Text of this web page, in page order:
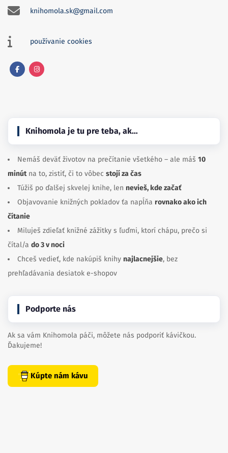
knihomola.sk@gmail.com
používanie cookies
Knihomola je tu pre teba, ak…
Nemáš deväť životov na prečítanie všetkého – ale máš 10
minútna to, zistiť, či to vôbec stojí za čas
Túžiš po ďalšej skvelej knihe, len nevieš, kde začať
Objavovanie knižných pokladov ťa napĺňa rovnako ako ich
čítanie
Miluješ zdieľať knižné zážitky s ľuďmi, ktorí chápu, prečo si
čítal/a do 3 v noci
Chceš vedieť, kde nakúpiš knihy najlacnejšie, bez
prehľadávania desiatok e-shopov
Podporte nás
Ak sa vám Knihomola páči, môžete nás podporiť kávičkou.
Ďakujeme!
Kúpte nám kávu